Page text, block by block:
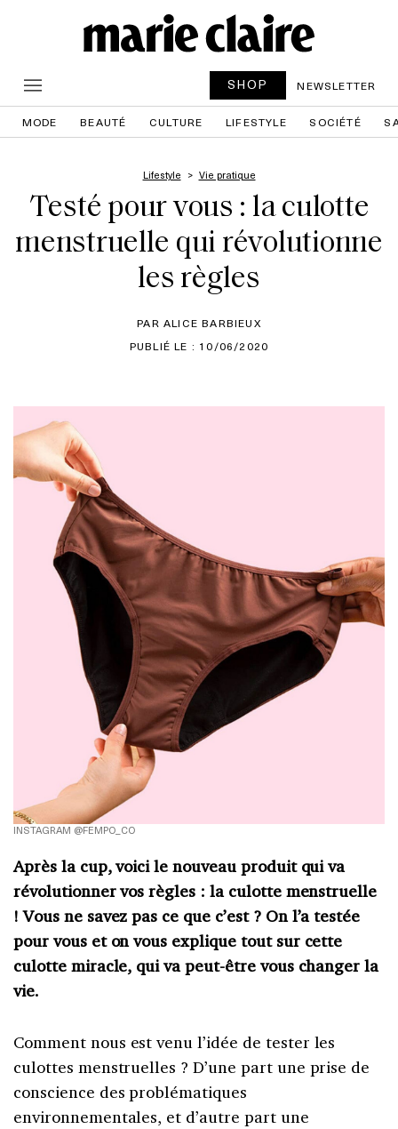
SHOP NEWSLETTER
MODE BEAUTÉ CULTURE LIFESTYLE SOCIÉTÉ
Lifestyle Vie pratique
Testé pour vous : la culotte
menstruelle qui révolutionne
les règles
PAR ALICE BARBIEUX
PUBLIÉ LE : 10/06/2020
INSTAGRAM @FEMPO_CO
Après la cup, voici le nouveau produit qui va
révolutionner vos règles : la culotte menstruelle
! Vous ne savez pas ce que c’est ? On l’a testée
pour vous et on vous explique tout sur cette
culotte miracle, qui va peut-être vous changer la
vie.
Comment nous est venu l’idée de tester les
culottes menstruelles ? D’une part une prise de
conscience des problématiques
environnementales, et d’autre part une